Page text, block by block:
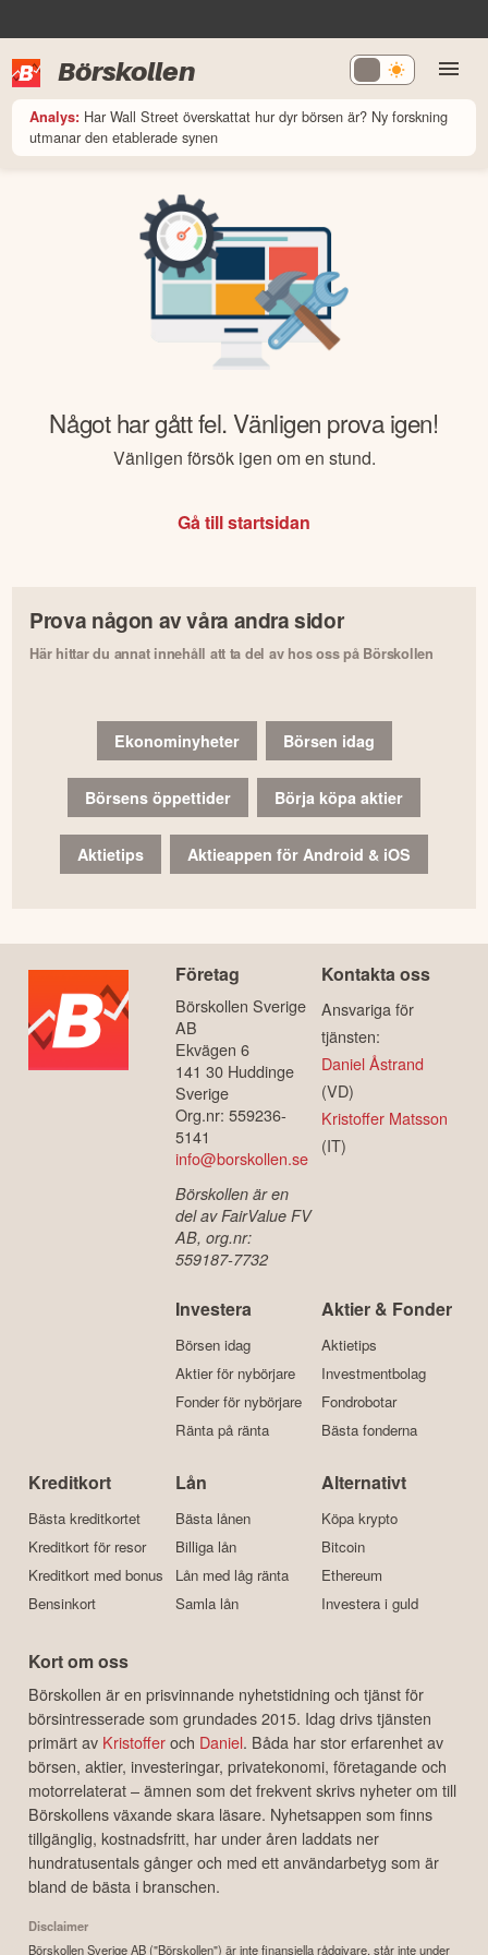
Börskollen
Analys: Har Wall Street överskattat hur dyr börsen är? Ny forskning
utmanar den etablerade synen
Något har gått fel. Vänligen prova igen!
Vänligen försök igen om en stund.
Gå till startsidan
Prova någon av våra andra sidor
Här hittar du annat innehåll att ta del av hos oss på Börskollen
Ekonominyheter Börsen idag
Börsens öppettider Börja köpa aktier
Aktietips Aktieappen för Android & iOS
Företag
Börskollen Sverige
AB
Ekvägen 6
141 30 Huddinge
Sverige
Org.nr: 559236-
5141
info@borskollen.se
Börskollen är en
del av FairValue FV
AB, org.nr:
559187-7732
Kontakta oss
Ansvariga för
tjänsten:
Daniel Åstrand
(VD)
Kristoffer Matsson
(IT)
Investera
Börsen idag
Aktier för nybörjare
Fonder för nybörjare
Ränta på ränta
Aktier & Fonder
Aktietips
Investmentbolag
Fondrobotar
Bästa fonderna
Kreditkort
Bästa kreditkortet
Kreditkort för resor
Kreditkort med bonus
Bensinkort
Lån
Bästa lånen
Billiga lån
Lån med låg ränta
Samla lån
Alternativt
Köpa krypto
Bitcoin
Ethereum
Investera i guld
Kort om oss
Börskollen är en prisvinnande nyhetstidning och tjänst för
börsintresserade som grundades 2015. Idag drivs tjänsten
primärt av Kristofferoch Daniel. Båda har stor erfarenhet av
börsen, aktier, investeringar, privatekonomi, företagande och
motorrelaterat – ämnen som det frekvent skrivs nyheter om till
Börskollens växande skara läsare. Nyhetsappen som finns
tillgänglig, kostnadsfritt, har under åren laddats ner
hundratusentals gånger och med ett användarbetyg som är
bland de bästa i branschen.
Disclaimer
Börskollen Sverige AB ("Börskollen") är inte finansiella rådgivare, står inte under